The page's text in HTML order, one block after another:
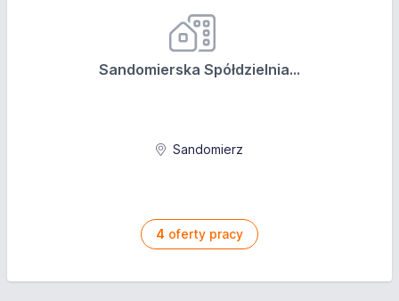
Sandomierska Spółdzielnia...
Sandomierz
4 oferty pracy